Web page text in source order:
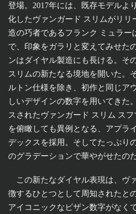
登場。2017年には、既存モデルよ
化したヴァンガード スリムがリリ
造の巧者であるフランク ミュラー
で、印象をガラリと変えてみせた
ンはダイヤル製造にも長ける。そ
スリムの新たなる境地を開いた。
ルトン仕様を除き、初作と同じア
しいデザインの数字を用いてきた
スされたヴァンガード スリム ス
を俯瞰しても異例となる、アプラ
デックスを採用。そしてたっぷり
のグラデーションで華やがせたのだ
この新たなダイヤル表現は、ヴ
徴するひとつとして周知されたと
アイコニックなビザン数字がなく